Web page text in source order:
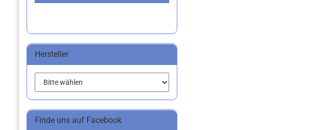
Hersteller
Finde uns auf Facebook